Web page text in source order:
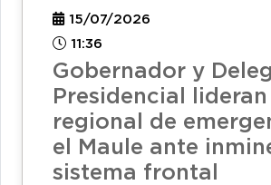
15/07/2026
11:36
Gobernador y
Presidencial lideran
regional de
el Maule ante
sistema frontal